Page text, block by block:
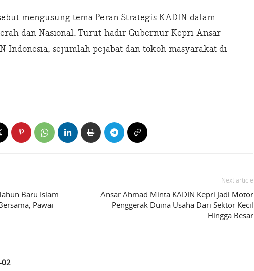
mengusung tema Peran Strategis KADIN dalam
dan Nasional. Turut hadir Gubernur Kepri Ansar
Indonesia, sejumlah pejabat dan tokoh masyarakat di
Baru Islam
Pawai
Next article
Ansar Ahmad Minta KADIN Kepri Jadi Motor
Penggerak Duina Usaha Dari Sektor Kecil
Hingga Besar
02